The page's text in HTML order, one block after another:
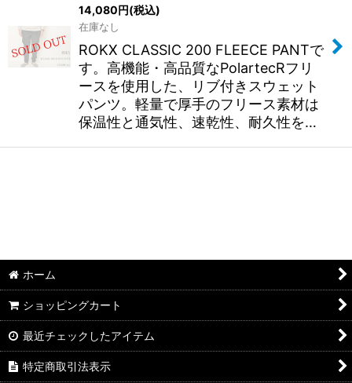
14,080円(税込)
在庫なし
ROKX CLASSIC 200 FLEECE PANTで
す。高機能・高品質なPolartecRフリ
ースを使用した、リブ付きスウェット
パンツ。軽量で厚手のフリース素材は
保温性と通気性、速乾性、耐久性を…
ホーム
ショッピングカート
最近チェックしたアイテム
特定商取引法表示